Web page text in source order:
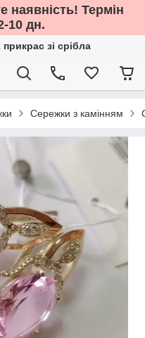
наявність! Термін
10 дн.
зі срібла
Сережки з камінням